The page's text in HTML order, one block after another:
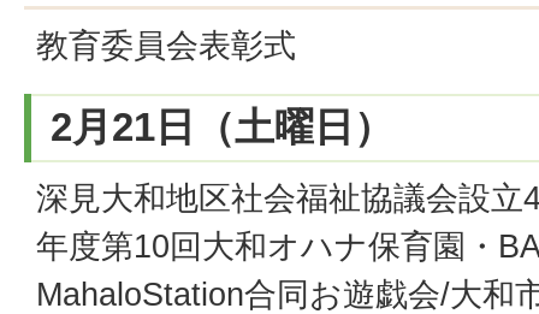
教育委員会表彰式
2月21日（土曜日）
深見大和地区社会福祉協議会設立
年度第10回大和オハナ保育園・
MahaloStation合同お遊戯会/大和